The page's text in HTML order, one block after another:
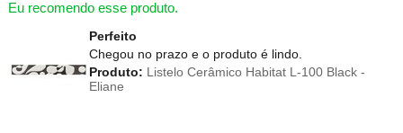
Eu recomendo esse produto.
Perfeito
Chegou no prazo e o produto é lindo.
Produto: Listelo Cerâmico Habitat L-100 Black -
Eliane